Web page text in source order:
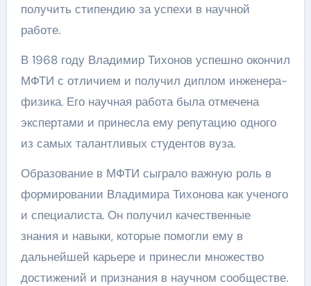
получить стипендию за успехи в научной
работе.
В 1968 году Владимир Тихонов успешно окончил
МФТИ с отличием и получил диплом инженера-
физика. Его научная работа была отмечена
экспертами и принесла ему репутацию одного
из самых талантливых студентов вуза.
Образование в МФТИ сыграло важную роль в
формировании Владимира Тихонова как ученого
и специалиста. Он получил качественные
знания и навыки, которые помогли ему в
дальнейшей карьере и принесли множество
достижений и признания в научном сообществе.